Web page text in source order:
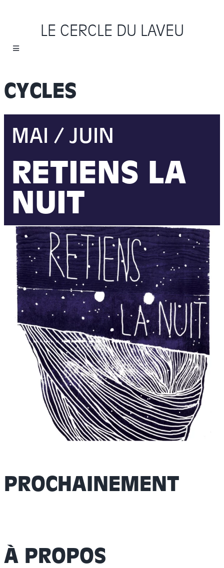
LE CERCLE DU LAVEU
Toggle
Programme
Location
Sauvons le Cercle
À propos
Contact
CYCLES
MAI / JUIN
RETIENS LA
NUIT
PROCHAINEMENT
À PROPOS